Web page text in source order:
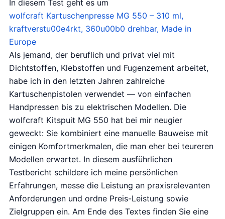
In diesem Test geht es um
wolfcraft Kartuschenpresse MG 550 – 310 ml,
kraftverstu00e4rkt, 360u00b0 drehbar, Made in
Europe
Als jemand, der beruflich und privat viel mit
Dichtstoffen, Klebstoffen und Fugenzement arbeitet,
habe ich in den letzten Jahren zahlreiche
Kartuschenpistolen verwendet — von einfachen
Handpressen bis zu elektrischen Modellen. Die
wolfcraft Kitspuit MG 550 hat bei mir neugier
geweckt: Sie kombiniert eine manuelle Bauweise mit
einigen Komfortmerkmalen, die man eher bei teureren
Modellen erwartet. In diesem ausführlichen
Testbericht schildere ich meine persönlichen
Erfahrungen, messe die Leistung an praxisrelevanten
Anforderungen und ordne Preis-Leistung sowie
Zielgruppen ein. Am Ende des Textes finden Sie eine